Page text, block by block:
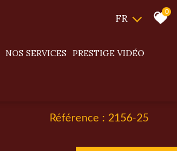
FR
0
NOS SERVICES PRESTIGE VIDÉO
Référence : 2156-25